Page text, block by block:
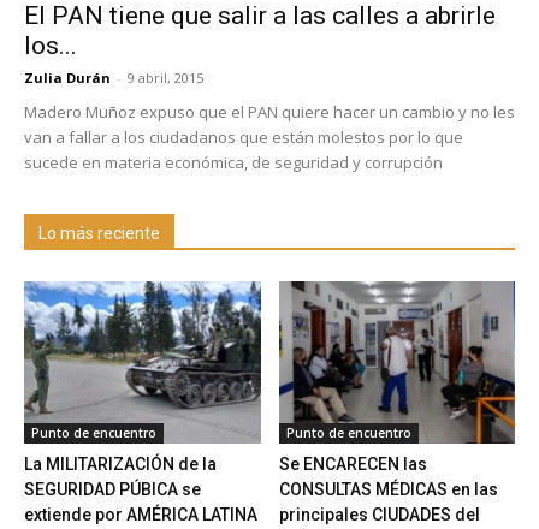
El PAN tiene que salir a las calles a abrirle
los...
Zulia Durán - 9 abril, 2015
Madero Muñoz expuso que el PAN quiere hacer un cambio y no les
van a fallar a los ciudadanos que están molestos por lo que
sucede en materia económica, de seguridad y corrupción
Lo más reciente
Punto de encuentro
La MILITARIZACIÓN de la
SEGURIDAD PÚBICA se
extiende por AMÉRICA LATINA
Punto de encuentro
Se ENCARECEN las
CONSULTAS MÉDICAS en las
principales CIUDADES del